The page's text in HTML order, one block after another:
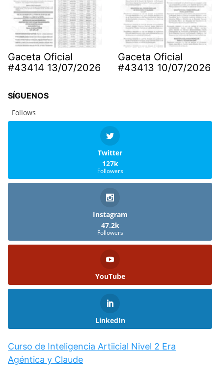
Gaceta Oficial
#43414 13/07/2026
Gaceta Oficial
#43413 10/07/2026
SÍGUENOS
Follows
Twitter
127k
Followers
Instagram
47.2k
Followers
YouTube
LinkedIn
Curso de Inteligencia Artiicial Nivel 2 Era
Agéntica y Claude